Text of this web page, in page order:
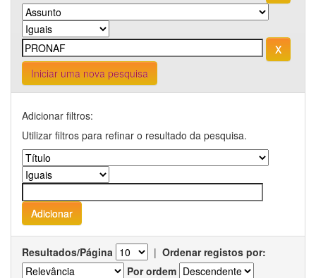
Iniciar uma nova pesquisa
Adicionar filtros:
Utilizar filtros para refinar o resultado da pesquisa.
Resultados/Página | Ordenar registos por:
Por ordem